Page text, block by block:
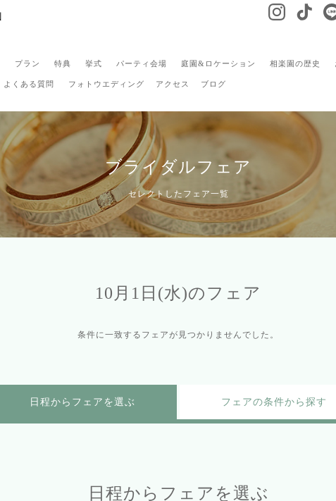
プラン 特典 挙式 パーティ会場 庭園&ロケーション 相楽園の歴史
よくある質問 フォトウエディング アクセス ブログ
ブライダルフェア
セレクトしたフェア一覧
10月1日(水)のフェア
条件に一致するフェアが見つかりませんでした。
日程からフェアを選ぶ フェアの条件から探す
日程からフェアを選ぶ